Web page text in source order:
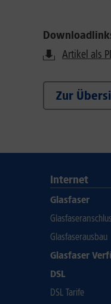
Artikel als
Zur
Internet
Glasfaser
Glasfaserausbau
Glasfaser
DSL
DSL Tarife